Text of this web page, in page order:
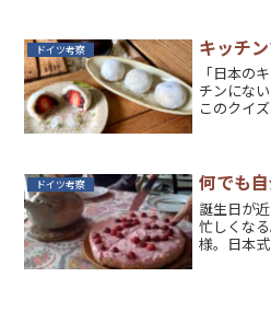
ドイツ考察 キッチ
「日本の
チンにな
このクイ
ドイツ考察 何でも
誕生日が
忙しくな
様。日本